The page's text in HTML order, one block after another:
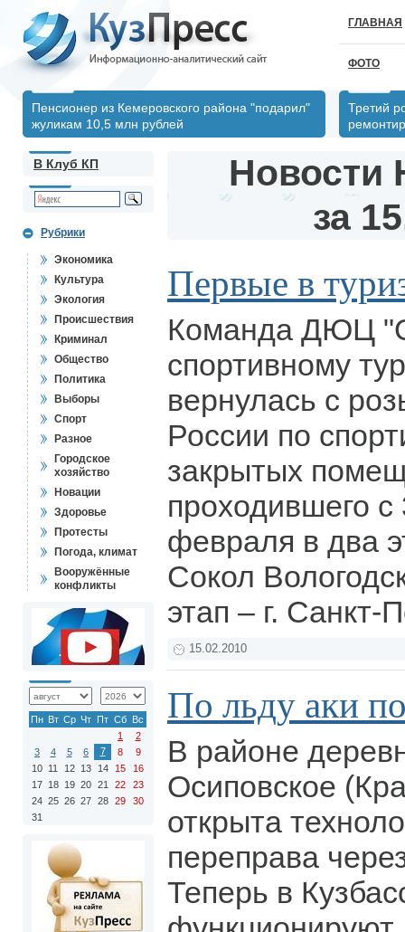
ГЛАВНАЯ
ФОТО
Пенсионер из Кемеровского района "подарил"
жуликам 10,5 млн рублей
Третий
В Клуб КП
Рубрики
Экономика
Культура
Экология
Происшествия
Криминал
Общество
Политика
Выборы
Спорт
Разное
Городское
хозяйство
Новации
Здоровье
Протесты
Погода, климат
Вооружённые
конфликты
Пн Вт Ср Чт Пт Сб Вс
1
2
3
4 5 6 7 8
9
10 11 12 13 14 15
16
17 18 19 20 21 22
23
24 25 26 27 28 29
30
31
Новости
за
Первые в
Команда ДЮЦ
спортивному
вернулась с
России по
закрытых
проходившего
февраля в два
Сокол
этап – г. Санкт-
15.02.2010
По льду аки
В районе
Осиповское
открыта
переправа
Теперь в